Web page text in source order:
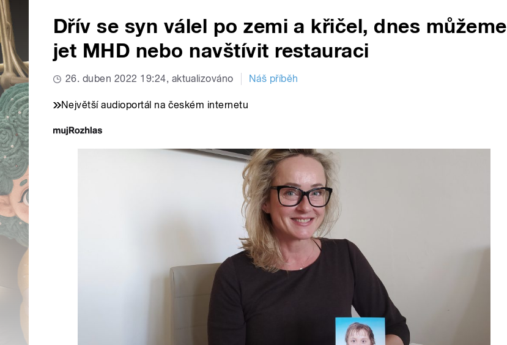
Dřív se syn válel po zemi a křičel, dnes můžeme
jet MHD nebo navštívit restauraci
26. duben 2022 19:24, aktualizováno Náš příběh
Největší audioportál na českém internetu